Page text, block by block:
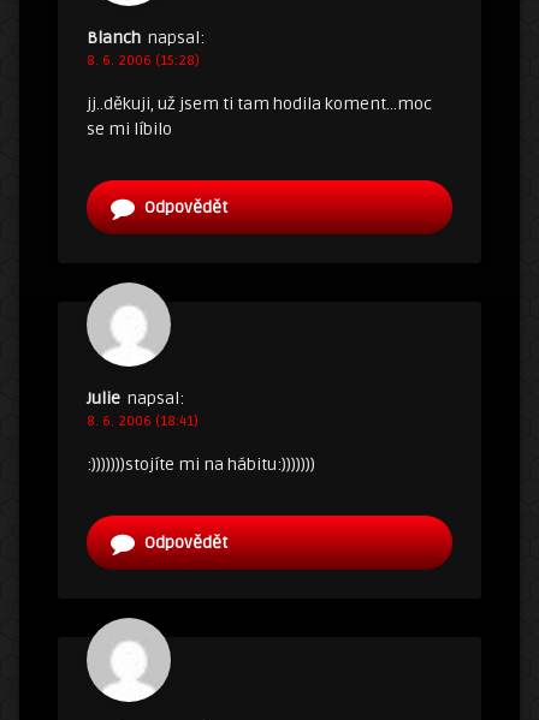
Blanch napsal:
8. 6. 2006 (15:28)
jj..děkuji, už jsem ti tam hodila koment…moc
se mi líbilo
Odpovědět
Julie napsal:
8. 6. 2006 (18:41)
:)))))))stojíte mi na hábitu:)))))))
Odpovědět